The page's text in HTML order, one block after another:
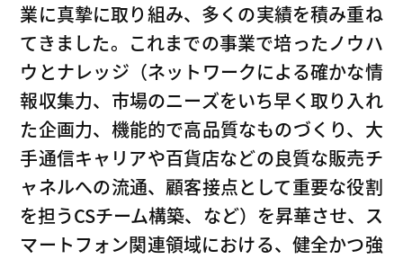
業に真摯に取り組み、多くの実績を積み重ね
てきました。これまでの事業で培ったノウハ
ウとナレッジ（ネットワークによる確かな情
報収集力、市場のニーズをいち早く取り入れ
た企画力、機能的で高品質なものづくり、大
手通信キャリアや百貨店などの良質な販売チ
ャネルへの流通、顧客接点として重要な役割
を担うCSチーム構築、など）を昇華させ、ス
マートフォン関連領域における、健全かつ強